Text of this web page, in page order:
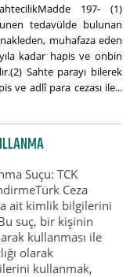
197- (1)
tedavülde bulunan
muhafaza eden
kadar hapis ve onbin
Sahte parayı bilerek
ve adlî para cezası ile...
Suçu: TCK
Ceza
ait kimlik bilgilerini
suç, bir kişinin
kullanması ile
olarak
kullanmak,